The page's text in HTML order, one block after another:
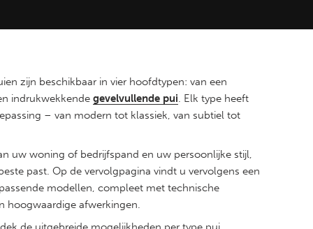
zijn beschikbaar in vier hoofdtypen: van een
indrukwekkende gevelvullende pui. Elk type heeft
– van modern tot klassiek, van subtiel tot
uw woning of bedrijfspand en uw persoonlijke stijl,
past. Op de vervolgpagina vindt u vervolgens een
modellen, compleet met technische
hoogwaardige afwerkingen.